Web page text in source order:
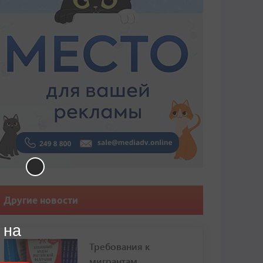
Другие новости
Требования к